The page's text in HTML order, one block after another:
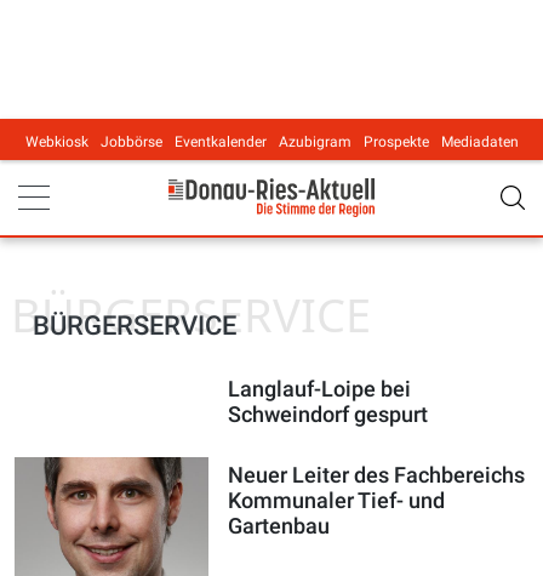
Main navigation
Webkiosk Jobbörse Eventkalender Azubigram Prospekte Mediadaten
BÜRGERSERVICE
BÜRGERSERVICE
Langlauf-Loipe bei
Schweindorf gespurt
Neuer Leiter des Fachbereichs
Kommunaler Tief- und
Gartenbau